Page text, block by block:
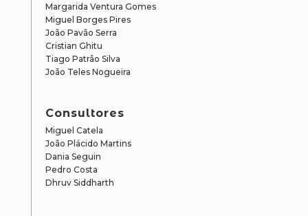
Margarida Ventura Gomes
Miguel Borges Pires
João Pavão Serra
Cristian Ghitu
Tiago Patrão Silva
João Teles Nogueira
Consultores
Miguel Catela
João Plácido Martins
Dania Seguin
Pedro Costa
Dhruv Siddharth